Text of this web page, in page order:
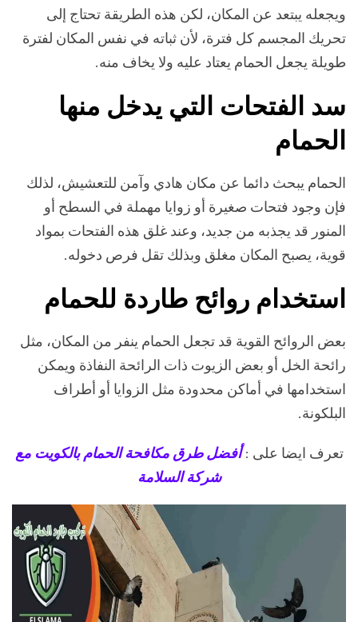
ويجعله يبتعد عن المكان، لكن هذه الطريقة تحتاج إلى
تحريك المجسم كل فترة، لأن ثباته في نفس المكان لفترة
طويلة يجعل الحمام يعتاد عليه ولا يخاف منه.
سد الفتحات التي يدخل منها
الحمام
الحمام يبحث دائما عن مكان هادي وآمن للتعشيش، لذلك
فإن وجود فتحات صغيرة أو زوايا مهملة في السطح أو
المنور قد يجذبه من جديد، وعند غلق هذه الفتحات بمواد
قوية، يصبح المكان مغلق وبذلك تقل فرص دخوله.
استخدام روائح طاردة للحمام
بعض الروائح القوية قد تجعل الحمام ينفر من المكان، مثل
رائحة الخل أو بعض الزيوت ذات الرائحة النفاذة ويمكن
استخدامها في أماكن محدودة مثل الزوايا أو أطراف
البلكونة.
تعرف ايضا على :أفضل طرق مكافحة الحمام بالكويت مع
شركة السلامة